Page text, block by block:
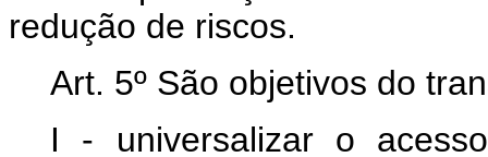
redução de riscos.
Art. 5º São objetivos do
I - universalizar o